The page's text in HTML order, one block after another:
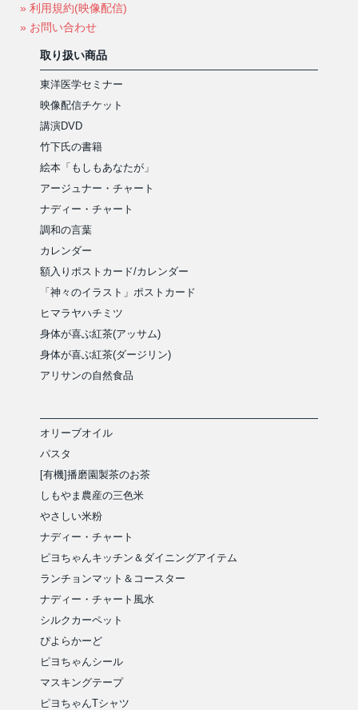
» 利用規約(映像配信)
» お問い合わせ
取り扱い商品
東洋医学セミナー
映像配信チケット
講演DVD
竹下氏の書籍
絵本「もしもあなたが」
アージュナー・チャート
ナディー・チャート
調和の言葉
カレンダー
額入りポストカード/カレンダー
「神々のイラスト」ポストカード
ヒマラヤハチミツ
身体が喜ぶ紅茶(アッサム)
身体が喜ぶ紅茶(ダージリン)
アリサンの自然食品
オリーブオイル
パスタ
[有機]播磨園製茶のお茶
しもやま農産の三色米
やさしい米粉
ナディー・チャート
ピヨちゃんキッチン＆ダイニングアイテム
ランチョンマット＆コースター
ナディー・チャート風水
シルクカーペット
ぴよらかーど
ピヨちゃんシール
マスキングテープ
ピヨちゃんTシャツ